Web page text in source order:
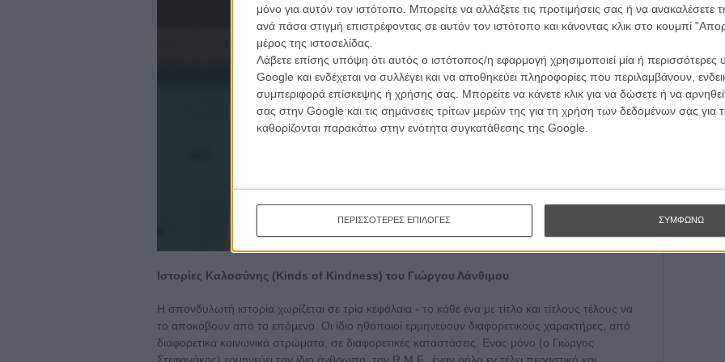
μόνο για αυτόν τον ιστότοπο. Μπορείτε να αλλάξετε τις προτιμήσεις σας ή να ανακαλέσετε
ανά πάσα στιγμή επιστρέφοντας σε αυτόν τον ιστότοπο και κάνοντας κλικ στο κουμπί
μέρος της ιστοσελίδας.
Λάβετε επίσης υπόψη ότι αυτός ο ιστότοπος/η εφαρμογή χρησιμοποιεί μία ή περισσότερες
Google και ενδέχεται να συλλέγει και να αποθηκεύει πληροφορίες που περιλαμβάνουν,
συμπεριφορά επίσκεψης ή χρήσης σας. Μπορείτε να κάνετε κλικ για να δώσετε ή να
σας στην Google και τις σημάνσεις τρίτων μερών της για τη χρήση των δεδομένων σας
καθορίζονται παρακάτω στην ενότητα συγκατάθεσης της Google.
ΠΕΡΙΣΣΟΤΕΡΕΣ ΕΠΙΛΟΓΕΣ ΣΥΜΦΩΝΩ
Ιστορίες Καλοσύνης (Kinds of Kindness) του Γιώργου Λάνθιμου
Η σπονδυλωτή ιστορία χωρίζεται σε τρία κεφάλαια - το κάθε ένα με τίτλο και τίτλους τέλους να
το αποκόβουν από το επόμενο. Οι ίδιο ηθοποιοί ερμηνεύουν διαφορετικούς χαρακτήρες, από
διαφορετικά κοινωνικά στρώματα, σε διαφορετικές καταστάσεις. Ενας μόνο (ο Γιώργος
κινηματογραφικές ειδήσεις | νέες ταινίες | πρόγραμμα αιθουσών για όλη την Ελλάδα |
κριτικές | συνεντεύξεις | απόψεις | αφιερώματα | διαγωνισμοί
ΕΓΓΡΑΦΗ